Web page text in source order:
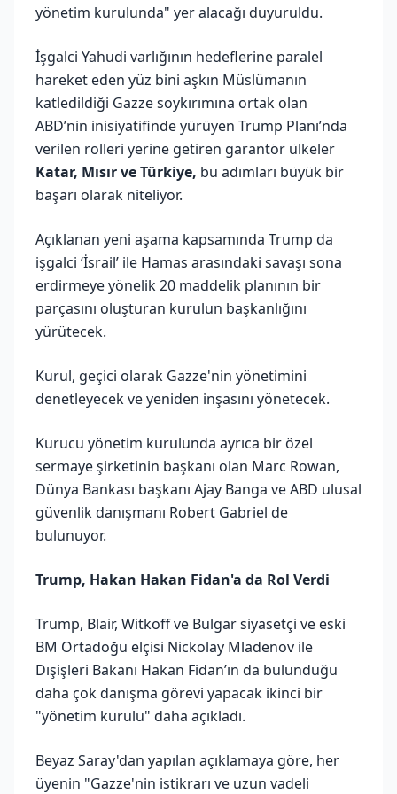
yönetim kurulunda" yer alacağı duyuruldu.
İşgalci Yahudi varlığının hedeflerine paralel
hareket eden yüz bini aşkın Müslümanın
katledildiği Gazze soykırımına ortak olan
ABD’nin inisiyatifinde yürüyen Trump Planı’nda
verilen rolleri yerine getiren garantör ülkeler
Katar, Mısır ve Türkiye, bu adımları büyük bir
başarı olarak niteliyor.
Açıklanan yeni aşama kapsamında Trump da
işgalci ‘İsrail’ ile Hamas arasındaki savaşı sona
erdirmeye yönelik 20 maddelik planının bir
parçasını oluşturan kurulun başkanlığını
yürütecek.
Kurul, geçici olarak Gazze'nin yönetimini
denetleyecek ve yeniden inşasını yönetecek.
Kurucu yönetim kurulunda ayrıca bir özel
sermaye şirketinin başkanı olan Marc Rowan,
Dünya Bankası başkanı Ajay Banga ve ABD ulusal
güvenlik danışmanı Robert Gabriel de
bulunuyor.
Trump, Hakan Hakan Fidan'a da Rol Verdi
Trump, Blair, Witkoff ve Bulgar siyasetçi ve eski
BM Ortadoğu elçisi Nickolay Mladenov ile
Dışişleri Bakanı Hakan Fidan’ın da bulunduğu
daha çok danışma görevi yapacak ikinci bir
"yönetim kurulu" daha açıkladı.
Beyaz Saray'dan yapılan açıklamaya göre, her
üyenin "Gazze'nin istikrarı ve uzun vadeli